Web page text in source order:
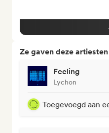
Ze gaven deze
Feeling
Lychon
Toegevoegd aan